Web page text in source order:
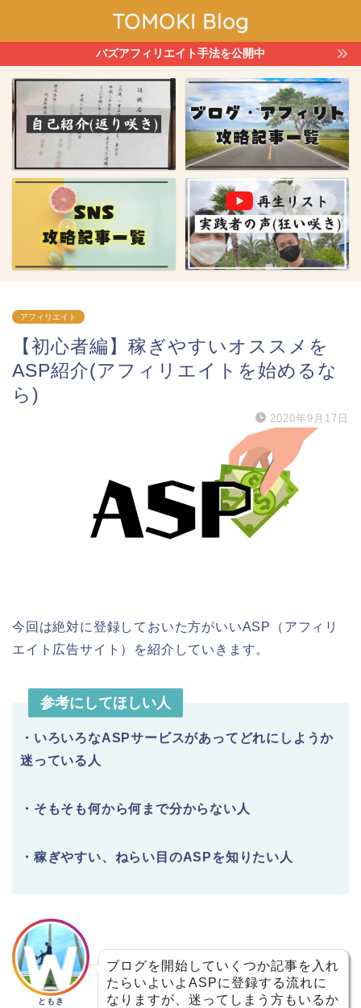
TOMOKI Blog
バズアフィリエイト手法を公開中
アフィリエイト
【初心者編】稼ぎやすいオススメを
ASP紹介(アフィリエイトを始めるな
ら)
2020年9月17日
今回は絶対に登録しておいた方がいいASP（アフィリ
エイト広告サイト）を紹介していきます。
参考にしてほしい人
・いろいろなASPサービスがあってどれにしようか
迷っている人
・そもそも何から何まで分からない人
・稼ぎやすい、ねらい目のASPを知りたい人
ともき
ブログを開始していくつか記事を入れ
たらいよいよASPに登録する流れに
なりますが、迷ってしまう方もいるか